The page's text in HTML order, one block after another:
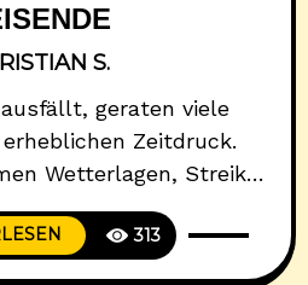
S.
geraten viele
Zeitdruck.
Wetterlagen, Streiks
Problemen stehen
Urlauber plötzlich vor
noch an ihr Ziel
313